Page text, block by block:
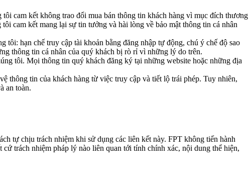
cam kết không trao đổi mua bán thông tin khách hàng vì mục đích thương
cam kết mang lại sự tin tưởng và hài lòng về bảo mật thông tin cá nhân
hạn chế truy cập tài khoản bằng đăng nhập tự động, chú ý chế độ sao
thông tin cá nhân của quý khách bị rò rỉ vì những lý do trên.
tôi. Mọi thông tin quý khách đăng ký tại những website hoặc những địa
thông tin của khách hàng từ việc truy cập và tiết lộ trái phép. Tuy nhiên,
an toàn.
tự chịu trách nhiệm khi sử dụng các liên kết này. FPT không tiến hành
trách nhiệm pháp lý nào liên quan tới tính chính xác, nội dung thể hiện,